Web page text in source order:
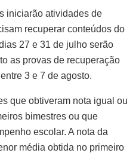
iniciarão atividades de
recuperar conteúdos do
27 e 31 de julho serão
as provas de recuperação
3 e 7 de agosto.
que obtiveram nota igual ou
bimestres ou que
escolar. A nota da
média obtida no primeiro